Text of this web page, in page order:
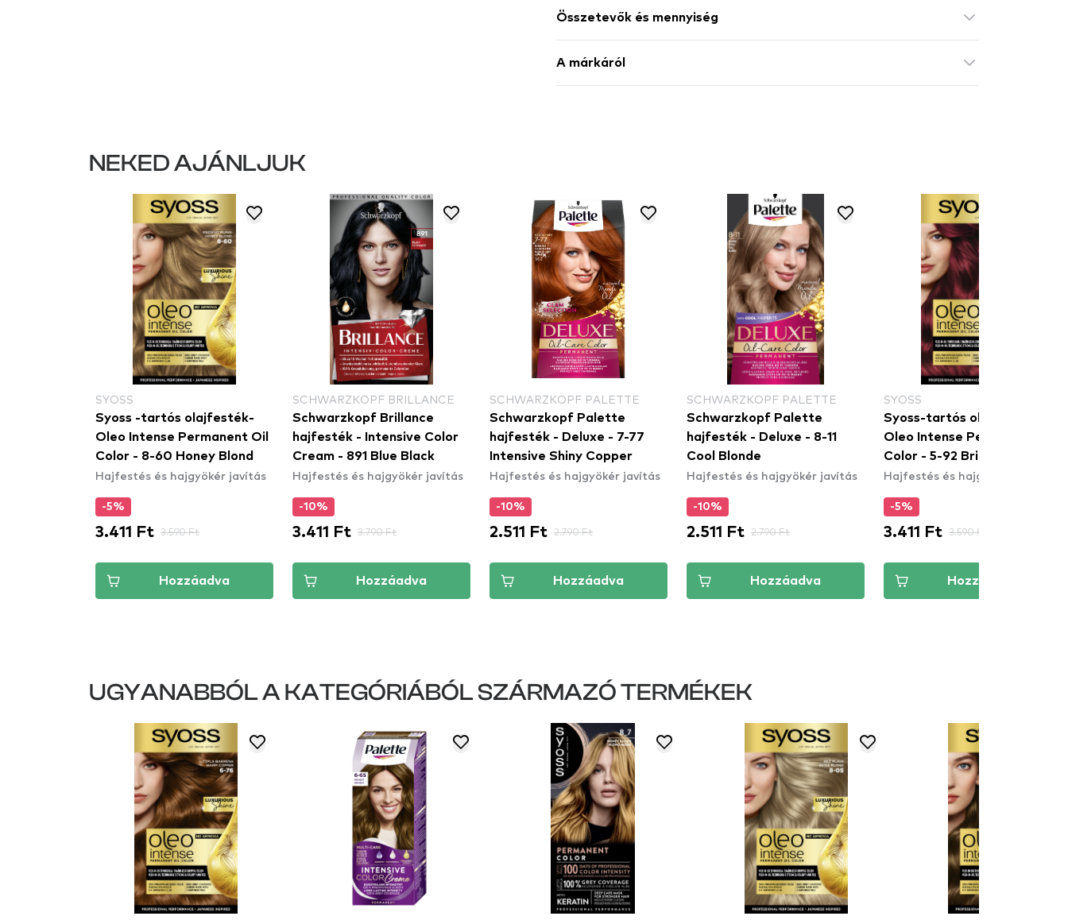
Összetevők és mennyiség
A márkáról
NEKED AJÁNLJUK
SYOSS
Syoss -tartós olajfesték-
Oleo Intense Permanent Oil
Color - 8-60 Honey Blond
Hajfestés és hajgyökér javítás
-5%
3.411 Ft 3.590 Ft
Hozzáadva
SCHWARZKOPF BRILLANCE
Schwarzkopf Brillance
hajfesték - Intensive Color
Cream - 891 Blue Black
Hajfestés és hajgyökér javítás
-10%
3.411 Ft 3.790 Ft
Hozzáadva
SCHWARZKOPF PALETTE
Schwarzkopf Palette
hajfesték - Deluxe - 7-77
Intensive Shiny Copper
Hajfestés és hajgyökér javítás
-10%
2.511 Ft 2.790 Ft
Hozzáadva
SCHWARZKOPF PALETTE
Schwarzkopf Palette
hajfesték - Deluxe - 8-11
Cool Blonde
Hajfestés és hajgyökér javítás
-10%
2.511 Ft 2.790 Ft
Hozzáadva
SYOSS
Syoss-tartós olajfesték-
Oleo Intense Permanent Oil
Color - 5-92 Bright Red
Hajfestés és hajgyökér javítás
-5%
3.411 Ft 3.590 Ft
Hozzáadva
UGYANABBÓL A KATEGÓRIÁBÓL SZÁRMAZÓ TERMÉKEK